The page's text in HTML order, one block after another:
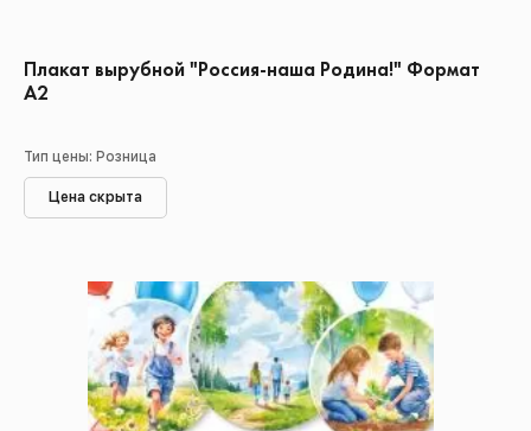
Плакат вырубной "Россия-наша Родина!" Формат
А2
Тип цены: Розница
Цена скрыта